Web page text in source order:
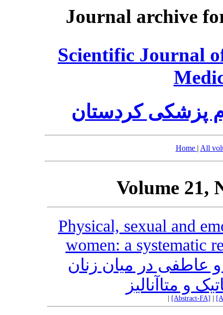
Journal archive
Scientific Journal
پزشکی کردستان
Home | All
Volume 21,
Physical, sexual and
women: a systematic
در میان زنان
و متاآنالیز
[Abstract-FA]